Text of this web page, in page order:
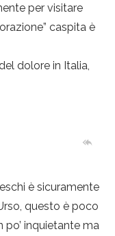
per visitare
caspita è
dolore in Italia,
è sicuramente
questo è poco
po’ inquietante ma